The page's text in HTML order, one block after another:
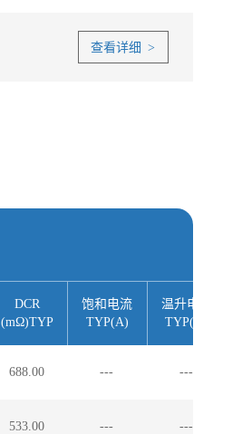
查看详细 >
DCR
(mΩ)TYP
饱和电流
TYP(A)
温升电流
TYP(A)
688.00 --- ---
533.00 --- ---